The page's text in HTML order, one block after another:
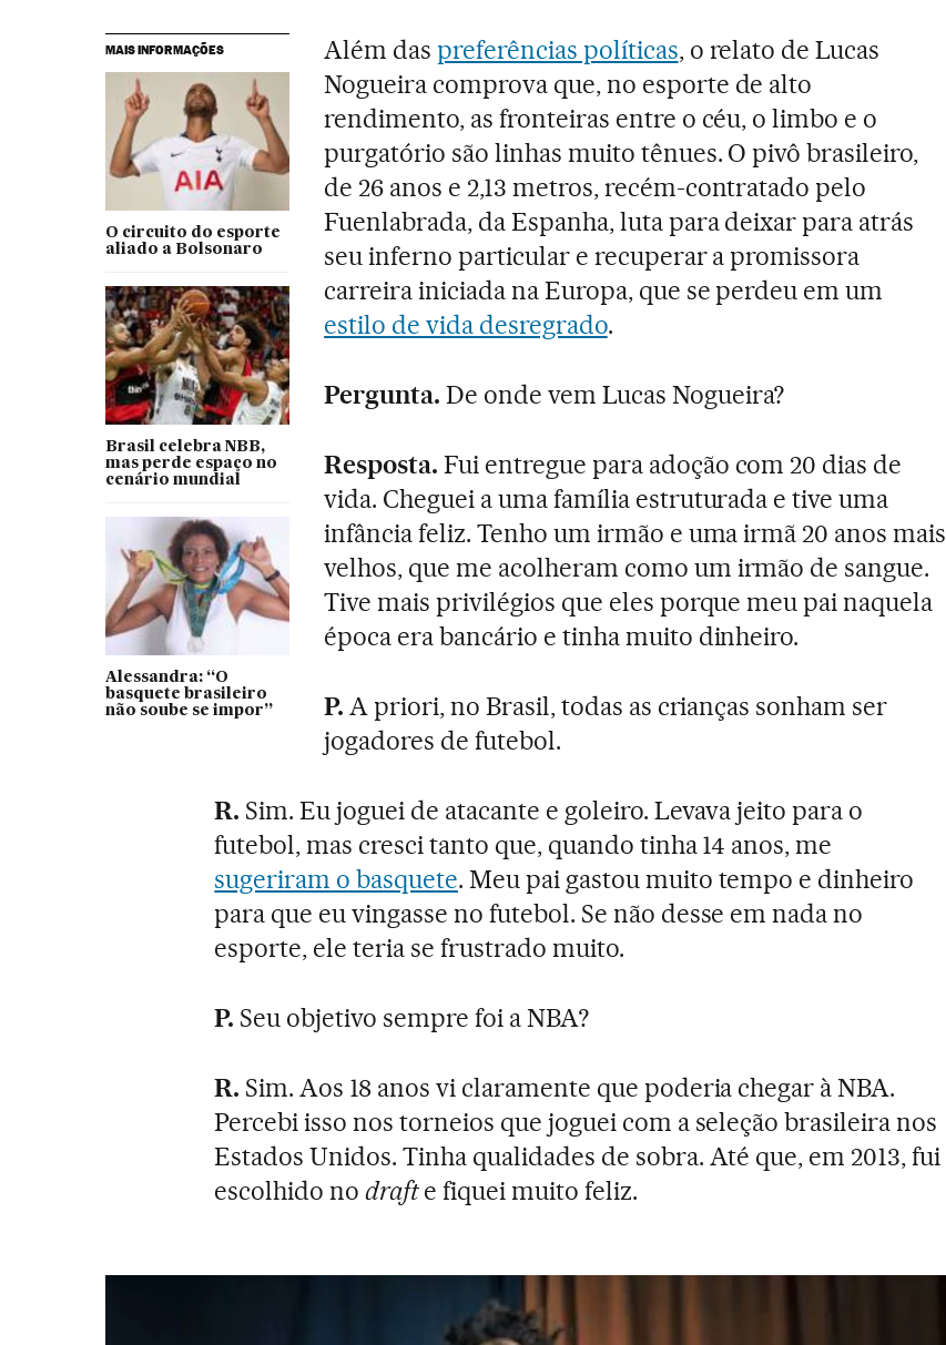
MAIS INFORMAÇÕES
O circuito do esporte
aliado a Bolsonaro
Brasil celebra NBB,
mas perde espaço no
cenário mundial
Alessandra: “O
basquete brasileiro
não soube se impor”
Além das preferências políticas, o relato de Lucas
Nogueira comprova que, no esporte de alto
rendimento, as fronteiras entre o céu, o limbo e o
purgatório são linhas muito tênues. O pivô brasileiro,
de 26 anos e 2,13 metros, recém-contratado pelo
Fuenlabrada, da Espanha, luta para deixar para atrás
seu inferno particular e recuperar a promissora
carreira iniciada na Europa, que se perdeu em um
estilo de vida desregrado.
Pergunta. De onde vem Lucas Nogueira?
Resposta. Fui entregue para adoção com 20 dias de
vida. Cheguei a uma família estruturada e tive uma
infância feliz. Tenho um irmão e uma irmã 20 anos mais
velhos, que me acolheram como um irmão de sangue.
Tive mais privilégios que eles porque meu pai naquela
época era bancário e tinha muito dinheiro.
P. A priori, no Brasil, todas as crianças sonham ser
jogadores de futebol.
R. Sim. Eu joguei de atacante e goleiro. Levava jeito para o
futebol, mas cresci tanto que, quando tinha 14 anos, me
sugeriram o basquete. Meu pai gastou muito tempo e dinheiro
para que eu vingasse no futebol. Se não desse em nada no
esporte, ele teria se frustrado muito.
P. Seu objetivo sempre foi a NBA?
R. Sim. Aos 18 anos vi claramente que poderia chegar à NBA.
Percebi isso nos torneios que joguei com a seleção brasileira nos
Estados Unidos. Tinha qualidades de sobra. Até que, em 2013, fui
escolhido nodrafte fiquei muito feliz.